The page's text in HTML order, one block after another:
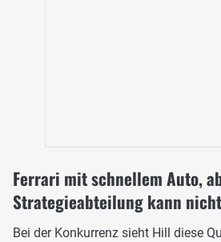
Ferrari mit schnellem Auto,
Strategieabteilung kann
Bei der Konkurrenz sieht Hill diese